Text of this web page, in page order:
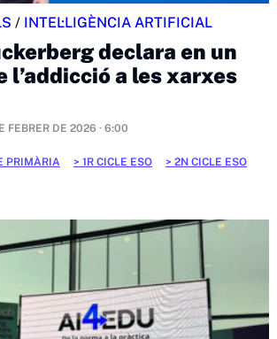
/ INTEL·LIGÈNCIA ARTIFICIAL
declara en un
l’addicció a les xarxes
FEBRER DE 2026 · 6:00
PRIMÀRIA 1R CICLE ESO
2N CICLE ESO